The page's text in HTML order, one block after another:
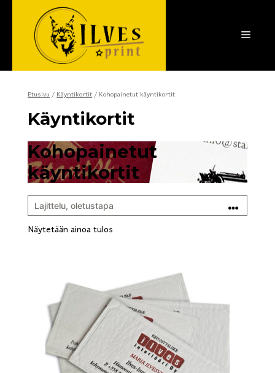
Etusivu/Käyntikortit/ Kohopainetut käyntikortit
Käyntikortit
Kohopainetut
käyntikortit
Näytetään ainoa tulos
useampi
muunnelma.
tehdä
valinnat